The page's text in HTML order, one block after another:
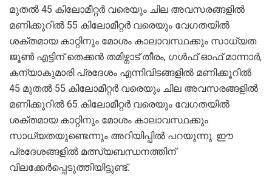
മുതൽ 45 കിലോമീറ്റർ വരെയും ചില അവസരങ്ങളിൽ
മണിക്കൂറിൽ 55 കിലോമീറ്റർ വരെയും വേഗതയിൽ
ശക്തമായ കാറ്റിനും മോശം കാലാവസ്ഥക്കും സാധ്യത.
ജൂൺ എട്ടിന് തെക്കൻ തമിഴ്നാട് തീരം, ഗൾഫ് ഓഫ് മാന്നാർ,
കന്യാകുമാരി പ്രദേശം എന്നിവിടങ്ങളിൽ മണിക്കൂറിൽ
45 മുതൽ 55 കിലോമീറ്റർ വരെയും ചില അവസരങ്ങളിൽ
മണിക്കൂറിൽ 65 കിലോമീറ്റർ വരെയും വേഗതയിൽ
ശക്തമായ കാറ്റിനും മോശം കാലാവസ്ഥക്കും
സാധ്യതയുണ്ടെന്നും അറിയിപ്പിൽ പറയുന്നു. ഈ
പ്രദേശങ്ങളിൽ മത്സ്യബന്ധനത്തിന്
വിലക്കേർപ്പെടുത്തിയിട്ടുണ്ട്.